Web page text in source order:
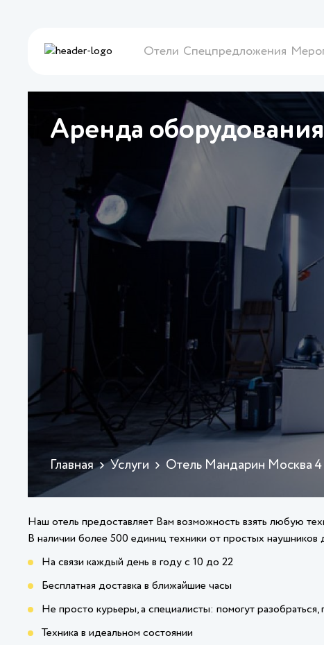
Отели Спецпредложения
Аренда оборудования
Главная Услуги Отель Мандарин Москва 4
Наш отель предоставляет Вам возможность взять любую
В наличии более 500 единиц техники от простых
На связи каждый день в году с 10 до 22
Бесплатная доставка в ближайшие часы
Не просто курьеры, а специалисты: помогут разобраться,
Техника в идеальном состоянии